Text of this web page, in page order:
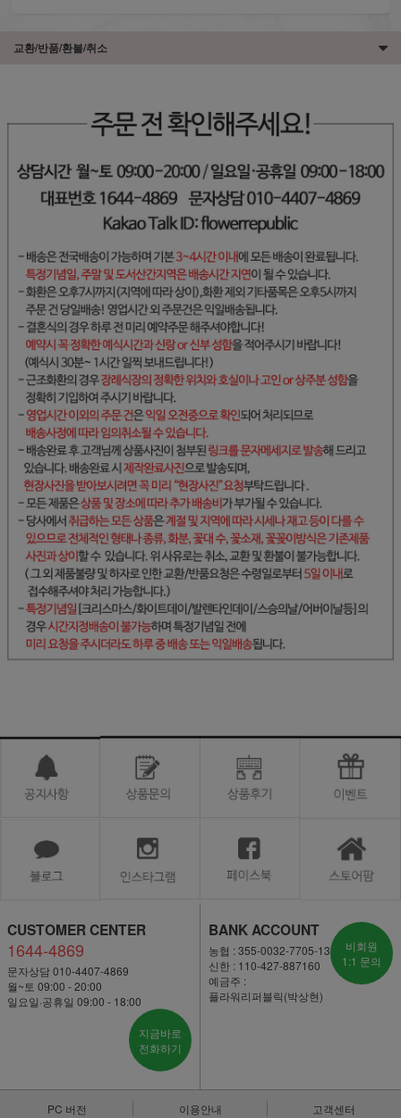
교환/반품/환불/취소
CUSTOMER CENTER
1644-4869
문자상담 010-4407-4869
월~토 09:00 - 20:00
일요일·공휴일 09:00 - 18:00
지금바로
전화하기
BANK ACCOUNT
농협 : 355-0032-7705-13
신한 : 110-427-887160
예금주 :
플라워리퍼블릭(박상현)
비회원
1:1 문의
PC 버전 이용안내 고객센터